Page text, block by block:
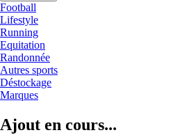
Football
Lifestyle
Running
Equitation
Randonnée
Autres sports
Déstockage
Marques
Ajout en cours...